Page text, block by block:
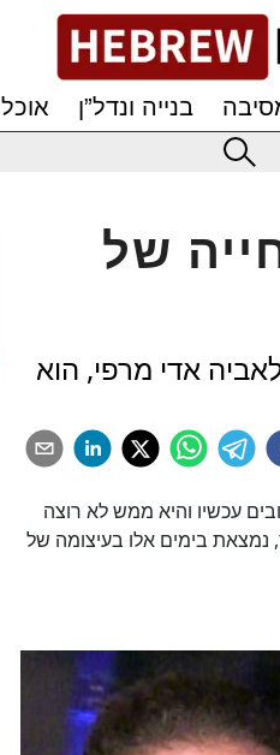
בנייה ונדל”ן
אוכל
של
אדי מרפי, הוא
עכשיו והיא ממש לא רוצה
נמצאת בימים אלו בעיצומה של